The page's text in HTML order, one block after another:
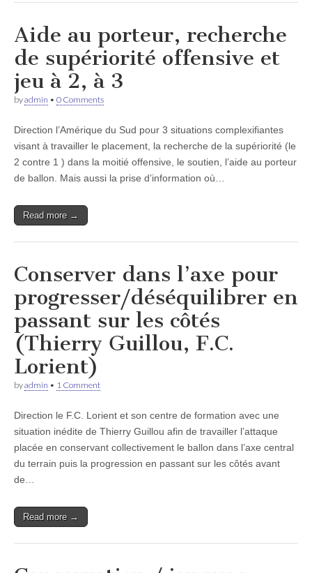
Aide au porteur, recherche
de supériorité offensive et
jeu à 2, à 3
byadmin • 0 Comments
Direction l’Amérique du Sud pour 3 situations complexifiantes
visant à travailler le placement, la recherche de la supériorité (le
2 contre 1 ) dans la moitié offensive, le soutien, l’aide au porteur
de ballon. Mais aussi la prise d’information où…
Read more →
Conserver dans l’axe pour
progresser/déséquilibrer en
passant sur les côtés
(Thierry Guillou, F.C.
Lorient)
byadmin • 1 Comment
Direction le F.C. Lorient et son centre de formation avec une
situation inédite de Thierry Guillou afin de travailler l’attaque
placée en conservant collectivement le ballon dans l’axe central
du terrain puis la progression en passant sur les côtés avant
de…
Read more →